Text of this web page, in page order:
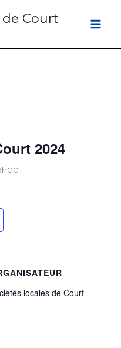
Court
2024
locales de Court